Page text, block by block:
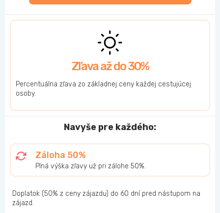
Zľava až do 30%
Percentuálna zľava zo základnej ceny každej cestujúcej
osoby.
Navyše pre každého:
Záloha 50%
Plná výška zľavy už pri zálohe 50%.
Doplatok (50% z ceny zájazdu) do 60 dní pred nástupom na
zájazd.